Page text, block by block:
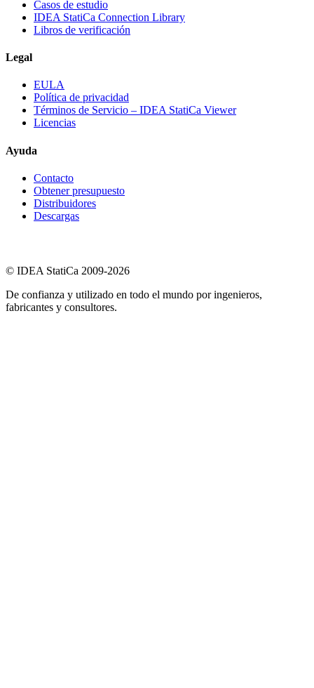
Casos de estudio
IDEA StatiCa Connection Library
Libros de verificación
Legal
EULA
Política de privacidad
Términos de Servicio – IDEA StatiCa Viewer
Licencias
Ayuda
Contacto
Obtener presupuesto
Distribuidores
Descargas
© IDEA StatiCa 2009-2026
De confianza y utilizado en todo el mundo por ingenieros,
fabricantes y consultores.